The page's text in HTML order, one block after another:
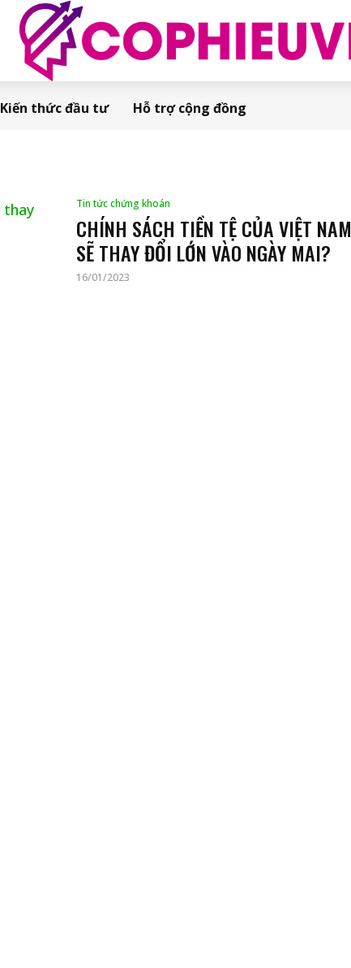
Kiến thức đầu tư Hỗ trợ cộng đồng
Tin tức chứng khoán
CHÍNH SÁCH TIỀN TỆ CỦA VIỆT NAM
SẼ THAY ĐỔI LỚN VÀO NGÀY MAI?
16/01/2023